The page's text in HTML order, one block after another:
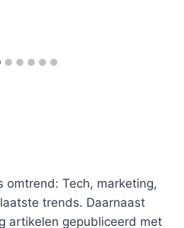
omtrend: Tech, marketing,
trends. Daarnaast
artikelen gepubliceerd met